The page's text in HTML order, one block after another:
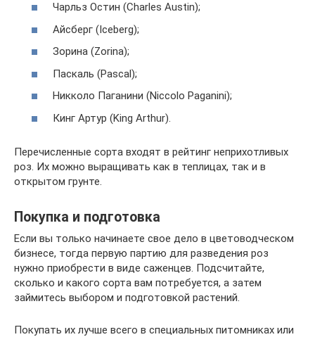
Чарльз Остин (Charles Austin);
Айсберг (Iceberg);
Зорина (Zorina);
Паскаль (Pascal);
Никколо Паганини (Niccolo Paganini);
Кинг Артур (King Arthur).
Перечисленные сорта входят в рейтинг неприхотливых
роз. Их можно выращивать как в теплицах, так и в
открытом грунте.
Покупка и подготовка
Если вы только начинаете свое дело в цветоводческом
бизнесе, тогда первую партию для разведения роз
нужно приобрести в виде саженцев. Подсчитайте,
сколько и какого сорта вам потребуется, а затем
займитесь выбором и подготовкой растений.
Покупать их лучше всего в специальных питомниках или